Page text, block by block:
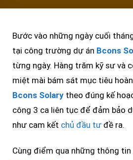
Bước vào những ngày cuối
tại công trường dự án Bcons
từng ngày. Hàng trăm kỹ sư và
miệt mài bám sát mục tiêu
Bcons Solary theo đúng kế
công 3 ca liên tục để đảm bảo
như cam kết chủ đầu tư đề ra.
Cùng điểm qua những thông